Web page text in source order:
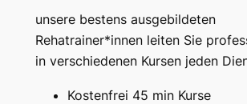
unsere bestens ausgebildeten
Rehatrainer*innen leiten Sie
in verschiedenen Kursen jeden
Kostenfrei 45 min Kurse